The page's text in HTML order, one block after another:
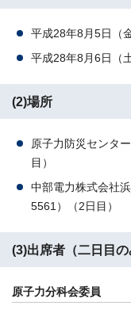
平成28年8月5日（
平成28年8月6日（
(2)場所
原子力防災センタ
目）
中部電力株式会社
5561）（2日目）
(3)出席者（二日目
原子力分科会委員